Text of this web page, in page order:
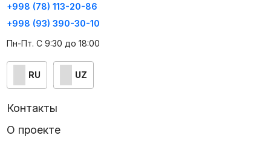
+998 (78) 113-20-86
+998 (93) 390-30-10
Пн-Пт. С 9:30 до 18:00
RU UZ
Контакты
О проекте